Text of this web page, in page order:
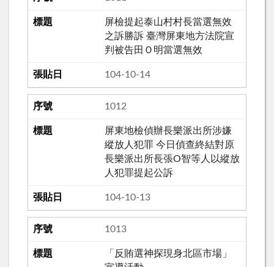
屏檢提起泰山村村長當選無效
之訴勝訴 臺灣屏東地方法院宣
判被告田Ｏ明當選無效
104-10-14
1012
屏東地檢偵辦長樂派出所涉嫌
縱放人犯罪 今日偵查終結對原
長樂派出所長張O智等人以縱放
人犯罪提起公訴
104-10-13
1013
「反賄選神探現身北區市場」